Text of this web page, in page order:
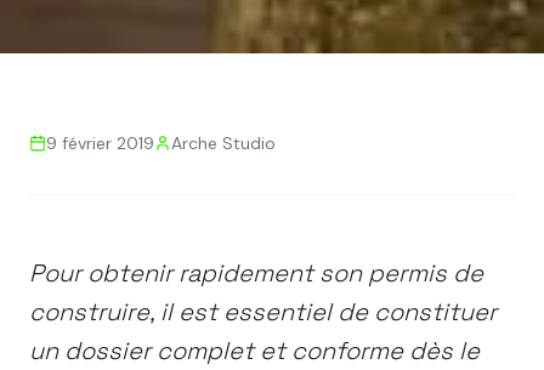
Comment obtenir
facilement mon permis de
construire ?
9 février 2019 Arche Studio
Pour obtenir rapidement son permis de
construire, il est essentiel de constituer
un dossier complet et conforme dès le